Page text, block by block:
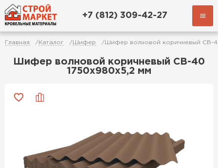
+7 (812) 309-42-27
Главная Каталог Шифер Шифер волновой коричневый СВ-
Шифер волновой коричневый СВ-40
1750х980х5,2 мм